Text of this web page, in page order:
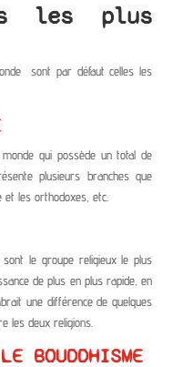
les plus
sont par défaut celles les
qui possède un total de
plusieurs branches que
et les orthodoxes, etc.
le groupe religieux le plus
de plus en plus rapide, en
une différence de quelques
les deux religions.
BOUDDHISME